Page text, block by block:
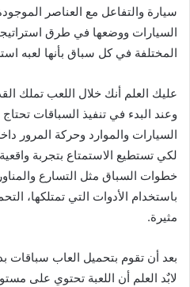
سيارة والتفاعل مع العناصر
السيارات ووضعها في طرق
المختلفة في كل سباق بأنها لعبه
عليك العلم أنك خلال اللعب تملك
وعند البدء في تنفيذ السباقات
السيارات والموارد وحركة المرور
لكي تستطيع الاستمتاع بتجربة
خطوات السباق مثل التسارع
باستخدام الأدوات التي تمتلكها،
مثيرة.
بعد أن تقوم بتحميل العاب
لابٌد العلم أن اللعبة تحتوي على